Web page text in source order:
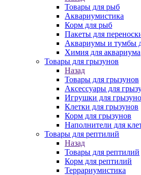
Товары для рыб
Аквариумистика
Корм для рыб
Пакеты для
Аквариумы и тумбы
Химия для аквариума
Товары для грызунов
Назад
Товары для грызунов
Аксессуары для
Игрушки для
Клетки для грызунов
Корм для грызунов
Наполнители для
Товары для рептилий
Назад
Товары для рептилий
Корм для рептилий
Террариумистика